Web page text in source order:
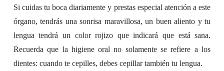
Si cuidas tu boca diariamente y prestas especial atención a este
órgano, tendrás una sonrisa maravillosa, un buen aliento y tu
lengua tendrá un color rojizo que indicará que está sana.
Recuerda que la higiene oral no solamente se refiere a los
dientes: cuando te cepilles, debes cepillar también tu lengua.